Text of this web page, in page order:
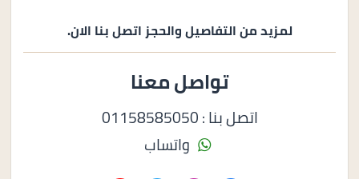
لمزيد من التفاصيل والحجز اتصل بنا الان.
تواصل معنا
اتصل بنا : 01158585050
واتساب